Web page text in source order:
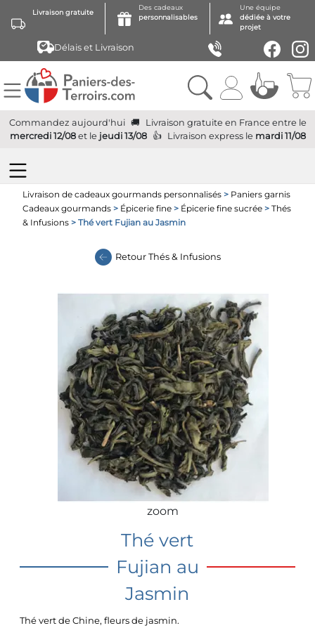
Livraison gratuite
Des cadeaux
personnalisables
Une équipe
dédiée à votre
projet
Délais et Livraison
Commandez aujourd'hui Livraison gratuite en France entre le
mercredi 12/08et le jeudi 13/08 Livraison expressle mardi 11/08
Livraison de cadeaux gourmands personnalisés > Paniers garnis
Cadeaux gourmands > Épicerie fine > Épicerie fine sucrée > Thés
& Infusions > Thé vert Fujian au Jasmin
RetourThés & Infusions
zoom
Thé vert
Fujian au
Jasmin
Thé vert de Chine, fleurs de jasmin.